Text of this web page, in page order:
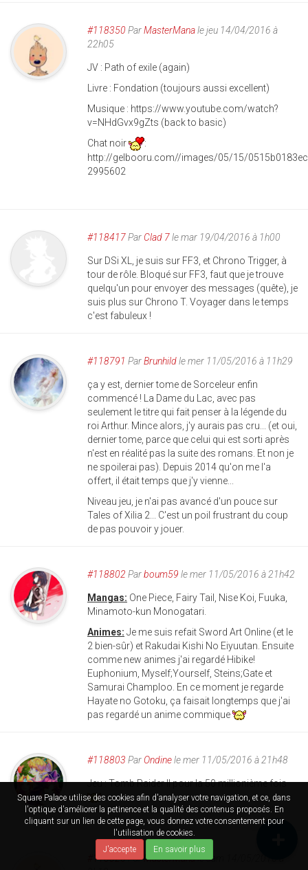
Square Palace utilise des cookies afin d'analyser votre navigation, et ce, dans
l'optique d'améliorer la petinence et la qualité des contenus proposés. En
cliquant sur un lien de cette page, vous donnez votre consentement pour
l'utilisation de cookies.
J'accepte
En savoir plus
#118350 ParMasterManale jeu 14/04/2016 à
22h05
JV : Path of exile (again)
Livre : Fondation (toujours aussi excellent)
Musique : https://www.youtube.com/watch?
v=NHdGvx9gZts (back to basic)
Chat noir
:
http://gelbooru.com//images/05/15/
2995602
#118417Par Clad 7le mar 19/04/2016 à 1h00
Sur DSi XL, je suis sur FF3, et Chrono Trigger, à
tour de rôle. Bloqué sur FF3, faut que je trouve
quelqu'un pour envoyer des messages (quête), je
suis plus sur Chrono T. Voyager dans le temps
c'est fabuleux !
#118791 ParBrunhildle mer 11/05/2016 à 11h29
ça y est, dernier tome de Sorceleur enfin
commencé ! La Dame du Lac, avec pas
seulement le titre qui fait penser à la légende du
roi Arthur. Mince alors, j'y aurais pas cru... (et oui,
dernier tome, parce que celui qui est sorti après
n'est en réalité pas la suite des romans. Et non je
ne spoilerai pas). Depuis 2014 qu'on me l'a
offert, il était temps que j'y vienne...
Niveau jeu, je n'ai pas avancé d'un pouce sur
Tales of Xilia 2... C'est un poil frustrant du coup
de pas pouvoir y jouer.
#118802 Parboum59 le mer 11/05/2016 à 21h42
Mangas: One Piece, Fairy Tail, Nise Koi, Fuuka,
Minamoto-kun Monogatari.
Animes: Je me suis refait Sword Art Online (et le
2 bien-sûr) et Rakudai Kishi No Eiyuutan. Ensuite
comme new animes j'ai regardé Hibike!
Euphonium, Myself;Yourself, Steins;Gate et
Samurai Champloo. En ce moment je regarde
Hayate no Gotoku, ça faisait longtemps que j'ai
pas regardé un anime commique
#118803 ParOndinele mer 11/05/2016 à 21h48
Jeu : Tomb Raider II pour la 50 millionième fois
#118826ParMasterManale sam 14/05/2016 à